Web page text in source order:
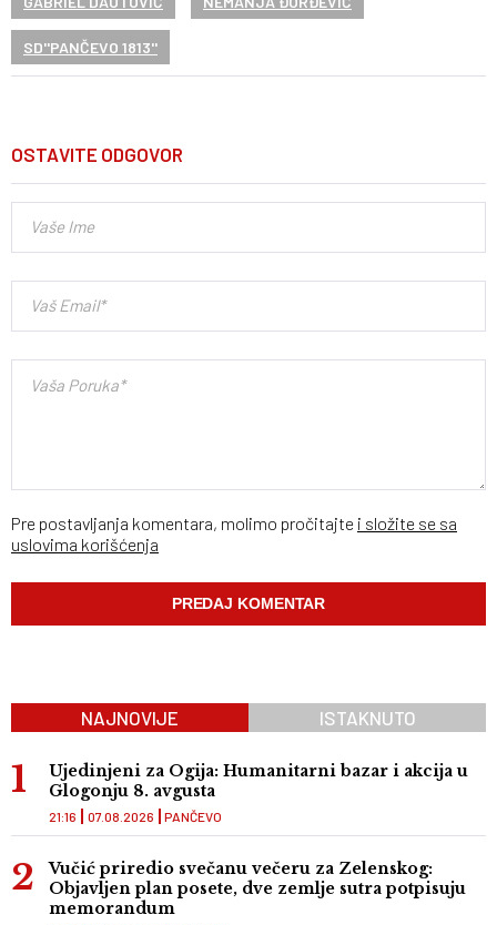
SD''PANČEVO 1813''
OSTAVITE ODGOVOR
Pre postavljanja komentara, molimo pročitajte i složite se sa
uslovima korišćenja
NAJNOVIJE ISTAKNUTO
Ujedinjeni za Ogija: Humanitarni bazar i akcija u
Glogonju 8. avgusta
PANČEVO
21:16 07.08.2026
Vučić priredio svečanu večeru za Zelenskog:
Objavljen plan posete, dve zemlje sutra potpisuju
memorandum